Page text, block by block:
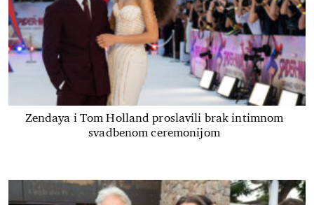
Zendaya i Tom Holland proslavili brak intimnom
svadbenom ceremonijom